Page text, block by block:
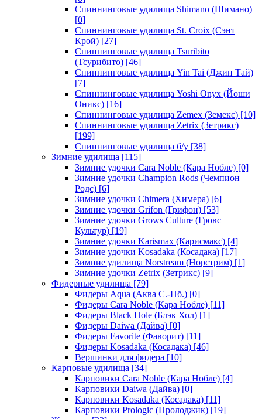
Спиннинговые удилища Shimano (Шимано)
[0]
Спиннинговые удилища St. Croix (Сэнт
Крой) [27]
Спиннинговые удилища Tsuribito
(Тсурибито) [46]
Спиннинговые удилища Yin Tai (Джин Тай)
[7]
Спиннинговые удилища Yoshi Onyx (Йоши
Оникс) [16]
Спиннинговые удилища Zemex (Земекс) [10]
Спиннинговые удилища Zetrix (Зетрикс)
[199]
Спиннинговые удилища б/у [38]
Зимние удилища [115]
Зимние удочки Cara Noble (Кара Нобле) [0]
Зимние удочки Champion Rods (Чемпион
Родс) [6]
Зимние удочки Chimera (Химера) [6]
Зимние удочки Grifon (Грифон) [53]
Зимние удочки Grows Culture (Гровс
Культур) [19]
Зимние удочки Karismax (Карисмакс) [4]
Зимние удочки Kosadaka (Косадака) [17]
Зимние удилища Norstream (Норстрим) [1]
Зимние удочки Zetrix (Зетрикс) [9]
Фидерные удилища [79]
Фидеры Aqua (Аква С.-Пб.) [0]
Фидеры Cara Noble (Кара Нобле) [11]
Фидеры Black Hole (Блэк Хол) [1]
Фидеры Daiwa (Дайва) [0]
Фидеры Favorite (Фаворит) [11]
Фидеры Kosadaka (Косадака) [46]
Вершинки для фидера [10]
Карповые удилища [34]
Карповики Cara Noble (Кара Нобле) [4]
Карповики Daiwa (Дайва) [0]
Карповики Kosadaka (Косадака) [11]
Карповики Prologic (Пролоджик) [19]